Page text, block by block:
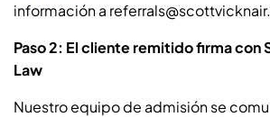
información a
Paso 2: El cliente remitido firma con
Law
Nuestro equipo de admisión se